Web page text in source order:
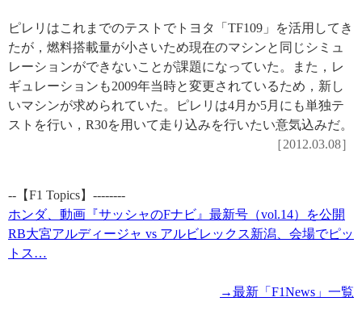
ピレリはこれまでのテストでトヨタ「TF109」を活用してき
たが，燃料搭載量が小さいため現在のマシンと同じシミュ
レーションができないことが課題になっていた。また，レ
ギュレーションも2009年当時と変更されているため，新し
いマシンが求められていた。ピレリは4月か5月にも単独テ
ストを行い，R30を用いて走り込みを行いたい意気込みだ。
［2012.03.08］
--【F1 Topics】--------
ホンダ、動画『サッシャのFナビ』最新号（vol.14）を公開
RB大宮アルディージャ vs アルビレックス新潟、会場でピッ
トス…
→最新「F1News」一覧